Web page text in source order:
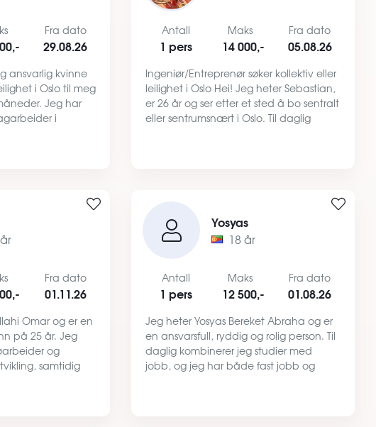
Fra dato
29.08.26
ansvarlig kvinne
i Oslo til meg
Jeg har
i
Antall
1 pers
Maks
14 000,-
Fra dato
05.08.26
Ingeniør/Entreprenør søker kollektiv eller
leilighet i Oslo Hei! Jeg heter Sebastian,
er 26 år og ser etter et sted å bo sentralt
eller sentrumsnært i Oslo. Til daglig
Fra dato
01.11.26
Omar og er en
på 25 år. Jeg
og
samtidig
Yosyas
18 år
Antall
1 pers
Maks
12 500,-
Fra dato
01.08.26
Jeg heter Yosyas Bereket Abraha og er
en ansvarsfull, ryddig og rolig person. Til
daglig kombinerer jeg studier med
jobb, og jeg har både fast jobb og